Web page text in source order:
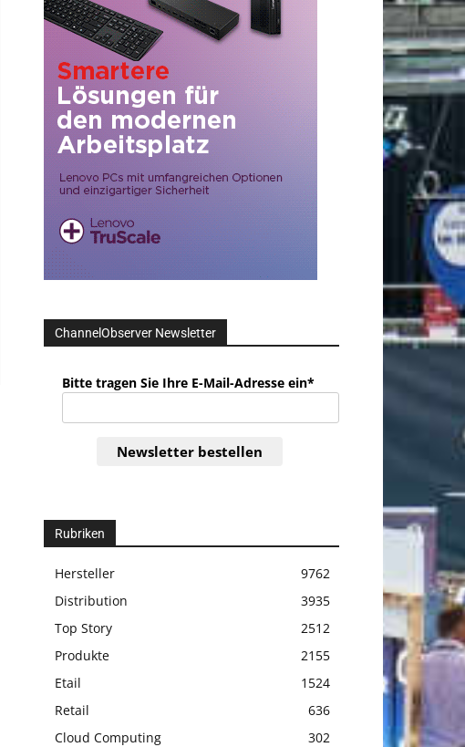
ChannelObserver Newsletter
Bitte tragen Sie Ihre E-Mail-Adresse ein*
Newsletter bestellen
Rubriken
Hersteller
9762
Distribution
3935
Top Story
2512
Produkte
2155
Etail
1524
Retail
636
Cloud Computing
302